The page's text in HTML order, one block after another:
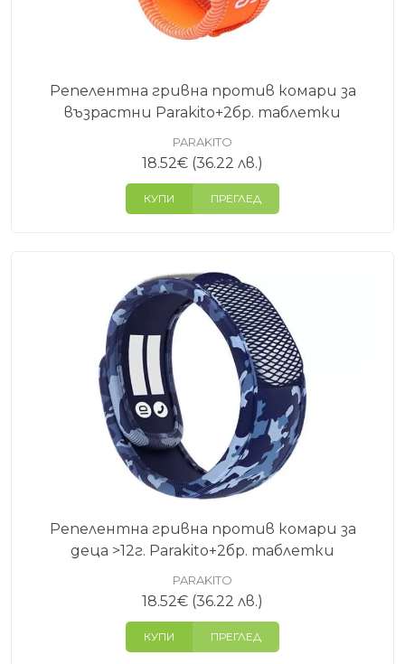
Репелентна гривна против комари за
възрастни Parakito+2бр. таблетки
PARAKITO
18.52€ (36.22 лв.)
КУПИ ПРЕГЛЕД
Репелентна гривна против комари за
деца >12г. Parakito+2бр. таблетки
PARAKITO
18.52€ (36.22 лв.)
КУПИ ПРЕГЛЕД